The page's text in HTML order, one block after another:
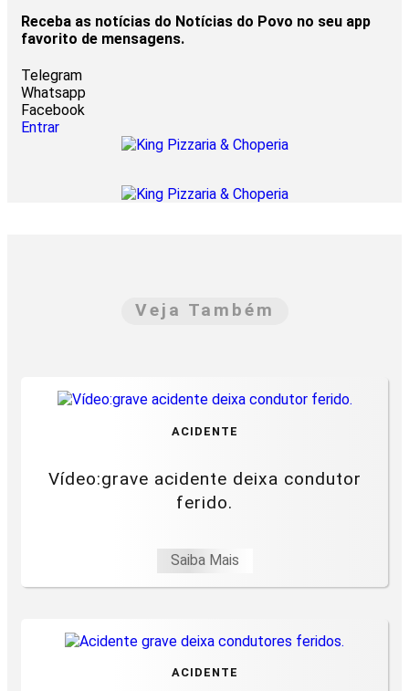
Receba as notícias do Notícias do Povo no seu app
favorito de mensagens.
Telegram
Whatsapp
Facebook
Entrar
Veja Também
ACIDENTE
Vídeo:grave acidente deixa condutor
ferido.
Saiba Mais
ACIDENTE